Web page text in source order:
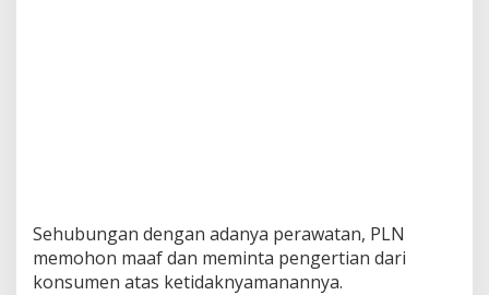
Sehubungan dengan adanya perawatan, PLN
memohon maaf dan meminta pengertian dari
konsumen atas ketidaknyamanannya.